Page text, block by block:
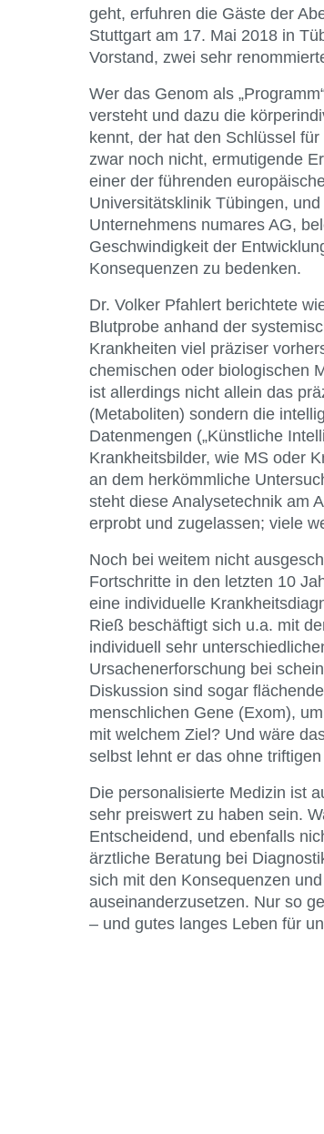
geht, erfuhren die Gäste der
Stuttgart am 17. Mai 2018 in
Vorstand, zwei sehr
Wer das Genom als
versteht und dazu die
kennt, der hat den Schlüssel
zwar noch nicht, ermutigende
einer der führenden
Universitätsklinik Tübingen,
Unternehmens numares AG,
Geschwindigkeit der
Konsequenzen zu bedenken.
Dr. Volker Pfahlert berichtete
Blutprobe anhand der
Krankheiten viel präziser
chemischen oder biologischen
ist allerdings nicht allein das
(Metaboliten) sondern die
Datenmengen („Künstliche
Krankheitsbilder, wie MS oder
an dem herkömmliche
steht diese Analysetechnik am
erprobt und zugelassen; viele
Noch bei weitem nicht
Fortschritte in den letzten 10
eine individuelle
Rieß beschäftigt sich u.a. mit
individuell sehr
Ursachenerforschung bei
Diskussion sind sogar
menschlichen Gene (Exom),
mit welchem Ziel? Und wäre
selbst lehnt er das ohne
Die personalisierte Medizin ist
sehr preiswert zu haben sein.
Entscheidend, und ebenfalls
ärztliche Beratung bei
sich mit den Konsequenzen
auseinanderzusetzen. Nur so
– und gutes langes Leben für